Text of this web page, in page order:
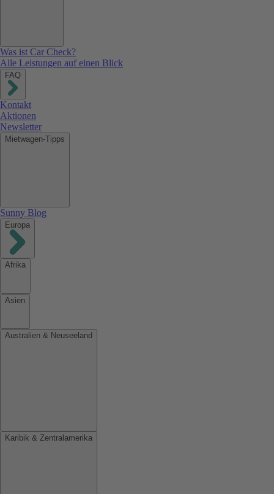
Was ist Car Check?
Alle Leistungen auf einen Blick
FAQ
Kontakt
Aktionen
Newsletter
Mietwagen-Tipps
Sunny Blog
Europa
Afrika
Asien
Australien & Neuseeland
Karibik & Zentralamerika